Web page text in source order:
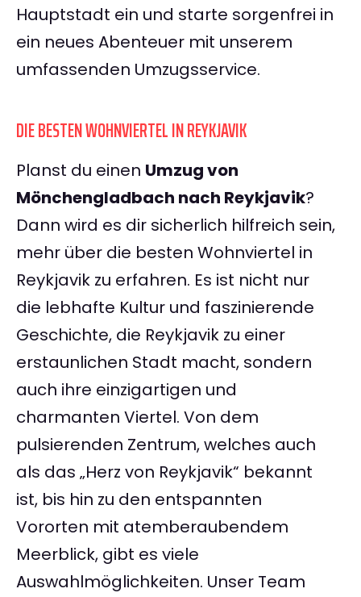
Hauptstadt ein und starte sorgenfrei in
ein neues Abenteuer mit unserem
umfassenden Umzugsservice.
DIE BESTEN WOHNVIERTEL IN REYKJAVIK
Planst du einen Umzug von
Mönchengladbach nach Reykjavik?
Dann wird es dir sicherlich hilfreich sein,
mehr über die besten Wohnviertel in
Reykjavik zu erfahren. Es ist nicht nur
die lebhafte Kultur und faszinierende
Geschichte, die Reykjavik zu einer
erstaunlichen Stadt macht, sondern
auch ihre einzigartigen und
charmanten Viertel. Von dem
pulsierenden Zentrum, welches auch
als das „Herz von Reykjavik“ bekannt
ist, bis hin zu den entspannten
Vororten mit atemberaubendem
Meerblick, gibt es viele
Auswahlmöglichkeiten. Unser Team